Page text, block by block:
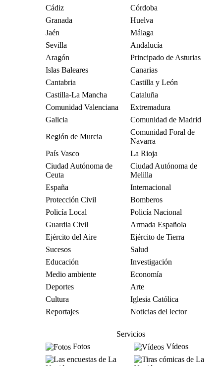
Cádiz
Córdoba
Granada
Huelva
Jaén
Málaga
Sevilla
Andalucía
Aragón
Principado de Asturias
Islas Baleares
Canarias
Cantabria
Castilla y León
Castilla-La Mancha
Cataluña
Comunidad Valenciana
Extremadura
Galicia
Comunidad de Madrid
Región de Murcia
Comunidad Foral de
Navarra
País Vasco
La Rioja
Ciudad Autónoma de
Ceuta
Ciudad Autónoma de
Melilla
España
Internacional
Protección Civil
Bomberos
Policía Local
Policía Nacional
Guardia Civil
Armada Española
Ejército del Aire
Ejército de Tierra
Sucesos
Salud
Educación
Investigación
Medio ambiente
Economía
Deportes
Arte
Cultura
Iglesia Católica
Reportajes
Noticias del lector
Servicios
Fotos
Vídeos